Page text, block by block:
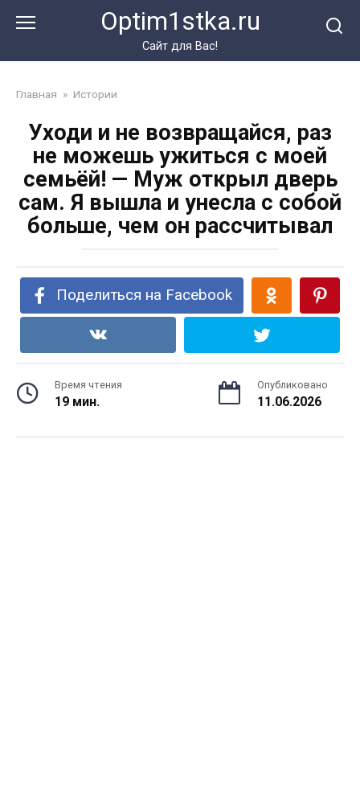
Optim1stka.ru
Сайт для Вас!
Главная » Истории
Уходи и не возвращайся, раз
не можешь ужиться с моей
семьёй! — Муж открыл дверь
сам. Я вышла и унесла с собой
больше, чем он рассчитывал
Поделиться на Facebook
Время чтения
19 мин.
Опубликовано
11.06.2026